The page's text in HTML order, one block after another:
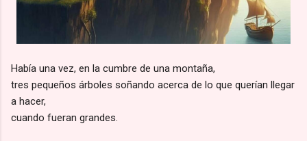
Había una vez, en la cumbre de una montaña,
tres pequeños árboles soñando acerca de lo que querían llegar
a hacer,
cuando fueran grandes.